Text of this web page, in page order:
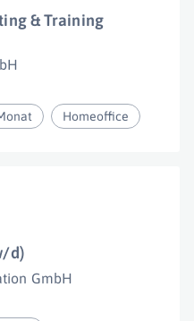
& Training
Homeoffice
d)
GmbH